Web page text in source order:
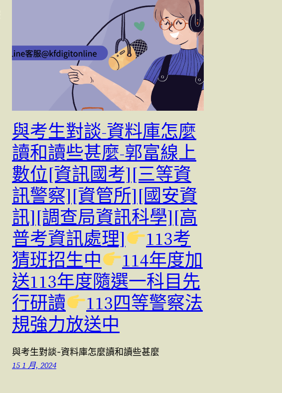
與考生對談-資料庫怎麼
讀和讀些甚麼-郭富線上
數位[資訊國考][三等資
訊警察][資管所][國安資
訊][調查局資訊科學][高
普考資訊處理]
113考
猜班招生中
114年度加
送113年度隨選一科目先
行研讀
113四等警察法
規強力放送中
與考生對談-資料庫怎麼讀和讀些甚麼
15 1 月, 2024